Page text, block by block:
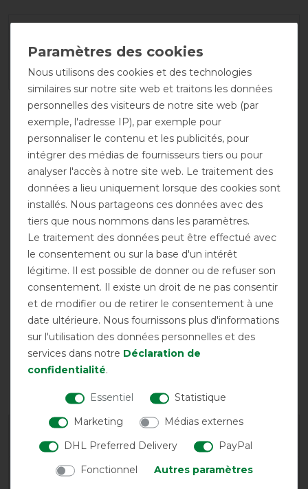
Respirant Imperméable
Encolure
possible
Sous-
Fermeture
Conseils de lavage et d'entretien
Nous utilisons des cookies et des technologies
similaires sur notre site web et traitons les données
personnelles des visiteurs de notre site web (par
exemple, l'adresse IP), par exemple pour
personnaliser le contenu et les publicités, pour
intégrer des médias de fournisseurs tiers ou pour
analyser l'accès à notre site web. Le traitement des
données a lieu uniquement lorsque des cookies sont
installés. Nous partageons ces données avec des
tiers que nous nommons dans les paramètres.
Le traitement des données peut être effectué avec
le consentement ou sur la base d'un intérêt
légitime. Il est possible de donner ou de refuser son
consentement. Il existe un droit de ne pas consentir
et de modifier ou de retirer le consentement à une
date ultérieure. Nous fournissons plus d'informations
sur l'utilisation des données personnelles et des
services dans notre Déclaration de
confidentialité.
Essentiel
Statistique
Marketing
Médias externes
DHL Preferred Delivery
PayPal
Fonctionnel
Autres paramètres